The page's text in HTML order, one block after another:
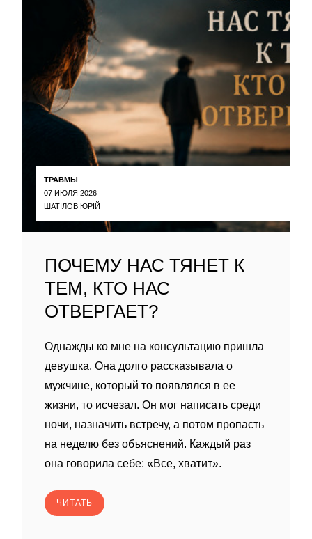
ТРАВМЫ
07 ИЮЛЯ 2026
ШАТІЛОВ ЮРІЙ
ПОЧЕМУ НАС ТЯНЕТ К
ТЕМ, КТО НАС
ОТВЕРГАЕТ?
Однажды ко мне на консультацию пришла
девушка. Она долго рассказывала о
мужчине, который то появлялся в ее
жизни, то исчезал. Он мог написать среди
ночи, назначить встречу, а потом пропасть
на неделю без объяснений. Каждый раз
она говорила себе: «Все, хватит».
ЧИТАТЬ